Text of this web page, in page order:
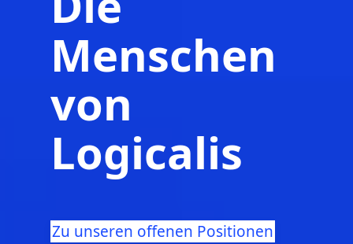
Menschen
von
Logicalis
Zu unseren offenen Positionen